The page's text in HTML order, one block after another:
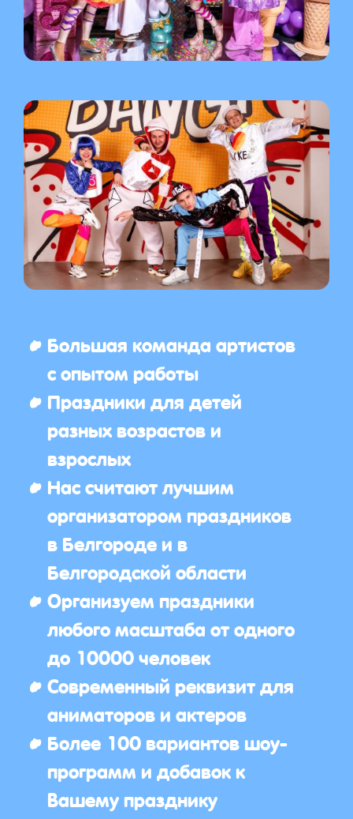
Большая команда артистов
с опытом работы
Праздники для детей
разных возрастов и
взрослых
Нас считают лучшим
организатором праздников
в Белгороде и в
Белгородской области
Организуем праздники
любого масштаба от одного
до 10000 человек
Современный реквизит для
аниматоров и актеров
Более 100 вариантов шоу-
программ и добавок к
Вашему празднику